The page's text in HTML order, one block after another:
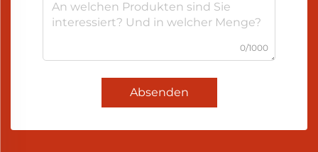
0/1000
Absenden